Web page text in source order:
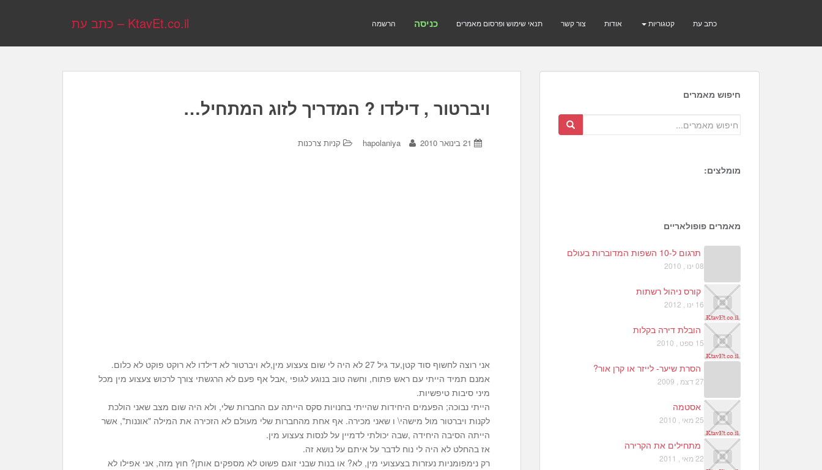
KtavEt.co.il – כתב עת הרשמה כניסה תנאי שימוש ופרסום מאמרים צור קשר אודות קטגוריות כתב עת
ויברטור , דילדו ? המדריך לזוג המתחיל…
21 בינואר 2010 hapolaniya קניות צרכנות
אני רוצה לחשוף סוד קטן,עד גיל 27 לא היה לי שום צעצוע מין,לא ויברטור לא דילדו לא רוקט פוקט לא כלום.
אמנם תמיד הייתי עם ראש פתוח, וחשה טוב בנוגע לגופי ,אבל אף פעם לא הרגשתי צורך לרכוש צעצוע מין מכל
מיני סיבות טיפשיות.
הייתי נבוכה; הפעמים היחידות שהייתי בחנויות סקס הייתה עם החברות שלי, ולא היה שום מצב שאני הולכת
לקנות ויברטור מול מישהי\ ו שאני מכירה. אף אחת מהחברות שלי מעולם לא הזכירה את המילה "אוננות", אשר
הייתה הסיבה היחידה ,שבה יכולתי לדמיין על לנסות צעצוע מין.
אז בהחלט לא היה לי נוח לדבר על איתם על נושא זה.
רק נימפומניות נעזרות בצעצועי מין, לא? או בנות שבני זוגם פשוט לא מספקים אותן? חוץ מזה, אני אפילו לא
חיפוש מאמרים
מומלצים:
מאמרים פופולאריים
תרגום ל-10 השפות המדוברות בעולם
08 ינו , 2010
קורס ניהול רשתות
16 ינו , 2012
הובלת דירה בקלות
15 ספט , 2010
הסרת שיער- לייזר או קרן אור?
27 דצמ , 2009
אסטמה
25 מאי , 2010
מתחילים את הקרירה
22 מאי , 2011